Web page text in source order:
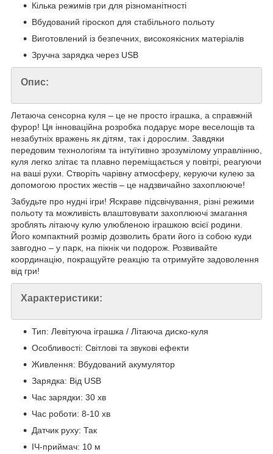
Кілька режимів гри для різноманітності
Вбудований гіроскоп для стабільного польоту
Виготовлений із безпечних, високоякісних матеріалів
Зручна зарядка через USB
Опис:
Летаюча сенсорна куля – це не просто іграшка, а справжній
фурор! Ця інноваційна розробка подарує море веселощів та
незабутніх вражень як дітям, так і дорослим. Завдяки
передовим технологіям та інтуїтивно зрозумілому управлінню,
куля легко злітає та плавно переміщається у повітрі, реагуючи
на ваші рухи. Створіть чарівну атмосферу, керуючи кулею за
допомогою простих жестів – це надзвичайно захоплююче!
Забудьте про нудні ігри! Яскраве підсвічування, різні режими
польоту та можливість влаштовувати захоплюючі змагання
зроблять літаючу кулю улюбленою іграшкою всієї родини.
Його компактний розмір дозволить брати його із собою куди
завгодно – у парк, на пікнік чи подорож. Розвивайте
координацію, покращуйте реакцію та отримуйте задоволення
від гри!
Характеристики:
Тип: Левітуюча іграшка / Літаюча диско-куля
Особливості: Світлові та звукові ефекти
Живлення: Вбудований акумулятор
Зарядка: Від USB
Час зарядки: 30 хв
Час роботи: 8-10 хв
Датчик руху: Так
ІЧ-приймач: 10 м